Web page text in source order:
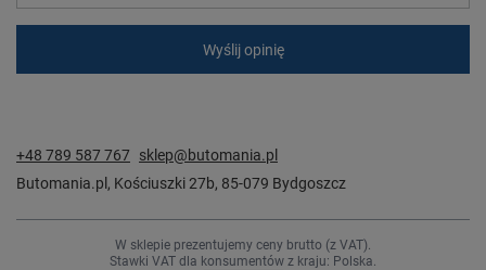
Wyślij opinię
+48 789 587 767 sklep@butomania.pl
Butomania.pl , Kościuszki 27b, 85-079 Bydgoszcz
W sklepie prezentujemy ceny brutto (z VAT).
Stawki VAT dla konsumentów z kraju: Polska.